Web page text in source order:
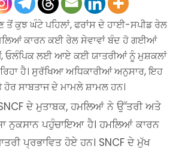
ਤੋਂ ਕੁਝ ਘੰਟੇ ਪਹਿਲਾਂ, ਫਰਾਂਸ ਦੇ ਹਾਈ-ਸਪੀਡ ਰੇਲ
ਕਾਰਨ ਕਈ ਰੇਲ ਸੇਵਾਵਾਂ ਬੰਦ ਹੋ ਗਈਆਂ
ਓਲੰਪਿਕ ਲਈ ਆਏ ਕਈ ਯਾਤਰੀਆਂ ਨੂੰ ਮੁਸ਼ਕਲਾਂ
ਰਿਹਾ ਹੈ। ਸੁਰੱਖਿਆ ਅਧਿਕਾਰੀਆਂ ਅਨੁਸਾਰ, ਇਹ
ਸਾਬਤਾਜ ਦੇ ਮਾਮਲੇ ਸ਼ਾਮਲ ਹਨ।
ਦੇ ਮੁਤਾਬਕ, ਹਮਲਿਆਂ ਨੇ ਉੱਤਰੀ ਅਤੇ
ਨੁਕਸਾਨ ਪਹੁੰਚਾਇਆ ਹੈ। ਹਮਲਿਆਂ ਕਾਰਨ
ਪ੍ਰਭਾਵਿਤ ਹੋਏ ਹਨ। SNCF ਦੇ ਮੁੱਖ